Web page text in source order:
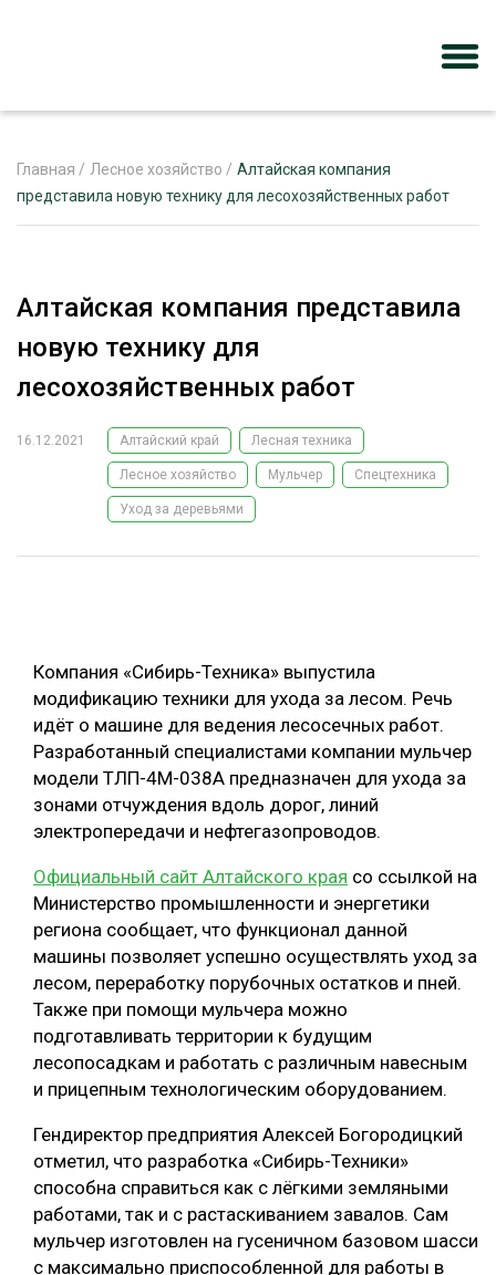
РЕКЛАМОДАТЕЛЯМ
ЛЕСНОЕ ХОЗЯЙСТВО
ЛЕСОЗАГОТОВКА
ОБРАБОТКА ДРЕВЕСИНЫ
ПРОИЗВОДСТВО ДРЕВЕСНЫХ ПЛИТ
КОМПЛЕКСНАЯ ПЕРЕРАБОТКА
ЛЕСОПИЛЕНИЕ
ДЕРЕВЯННОЕ ДОМОСТРОЕНИЕ
СОРТИРОВКА ДРЕВЕСИНЫ
МЕБЕЛЬНОЕ ПРОИЗВОДСТВО
ПОДБОРКИ СТАТЕЙ
ЭКСПЕРТНОЕ МНЕНИЕ
Главная / Лесное хозяйство / Алтайская компания
представила новую технику для лесохозяйственных работ
Алтайская компания представила
новую технику для
лесохозяйственных работ
16.12.2021 Алтайский край Лесная техника
Лесное хозяйство Мульчер Спецтехника
Уход за деревьями
Компания «Сибирь-Техника» выпустила
модификацию техники для ухода за лесом. Речь
идёт о машине для ведения лесосечных работ.
Разработанный специалистами компании мульчер
модели ТЛП-4М-038А предназначен для ухода за
зонами отчуждения вдоль дорог, линий
электропередачи и нефтегазопроводов.
Официальный сайт Алтайского края со ссылкой на
Министерство промышленности и энергетики
региона сообщает, что функционал данной
машины позволяет успешно осуществлять уход за
лесом, переработку порубочных остатков и пней.
Также при помощи мульчера можно
подготавливать территории к будущим
лесопосадкам и работать с различным навесным
и прицепным технологическим оборудованием.
Гендиректор предприятия Алексей Богородицкий
отметил, что разработка «Сибирь-Техники»
способна справиться как с лёгкими земляными
работами, так и с растаскиванием завалов. Сам
мульчер изготовлен на гусеничном базовом шасси
с максимально приспособленной для работы в